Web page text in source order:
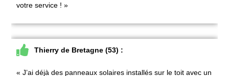
votre service ! »
Thierry de Bretagne (53) :
« J’ai déjà des panneaux solaires installés sur le toit avec un